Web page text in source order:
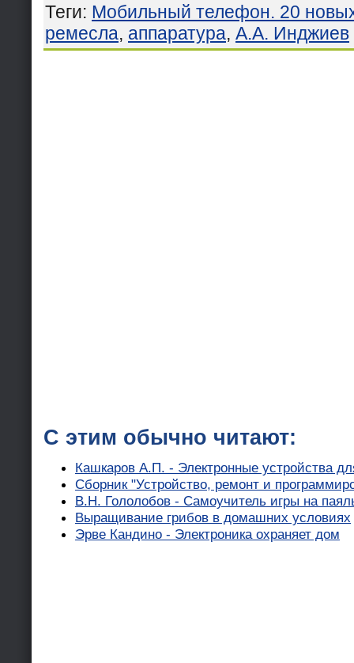
Теги: Мобильный телефон. 20
ремесла, аппаратура, А.А. Инджиев
С этим обычно читают:
Кашкаров А.П. - Электронные устройства
Сборник "Устройство, ремонт и
В.Н. Гололобов - Самоучитель игры на
Выращивание грибов в домашних условиях
Эрве Кандино - Электроника охраняет дом